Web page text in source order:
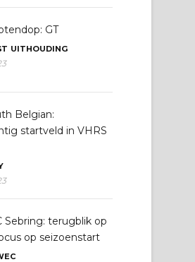
GT
UITHOUDING
Belgian:
startveld in VHRS
Sebring: terugblik op
op seizoenstart